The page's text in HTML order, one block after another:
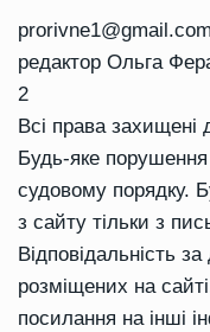
prorivne1@gmail.com
редактор Ольга
2
Всі права захищені
Будь-яке
судовому порядку.
з сайту тільки з
Відповідальність за
розміщених на
посилання на інші